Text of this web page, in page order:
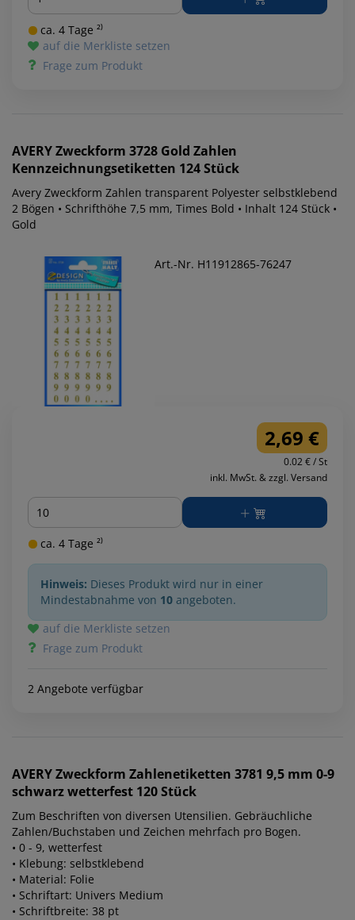
ca. 4 Tage ²⁾
auf die Merkliste setzen
Frage zum Produkt
AVERY Zweckform 3728 Gold Zahlen
Kennzeichnungsetiketten 124 Stück
Avery Zweckform Zahlen transparent Polyester selbstklebend
2 Bögen • Schrifthöhe 7,5 mm, Times Bold • Inhalt 124 Stück •
Gold
Art.-Nr. H11912865-76247
2,69 €
0.02 € / St
inkl. MwSt. & zzgl. Versand
Menge
ca. 4 Tage ²⁾
Hinweis: Dieses Produkt wird nur in einer
Mindestabnahme von 10 angeboten.
auf die Merkliste setzen
Frage zum Produkt
2 Angebote verfügbar
AVERY Zweckform Zahlenetiketten 3781 9,5 mm 0-9
schwarz wetterfest 120 Stück
Zum Beschriften von diversen Utensilien. Gebräuchliche
Zahlen/Buchstaben und Zeichen mehrfach pro Bogen.
• 0 - 9, wetterfest
• Klebung: selbstklebend
• Material: Folie
• Schriftart: Univers Medium
• Schriftbreite: 38 pt